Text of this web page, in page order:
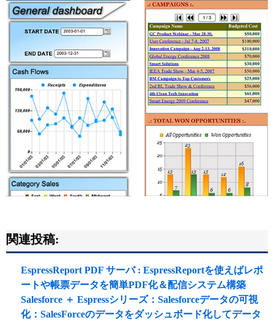
関連投稿:
EspressReport PDF サーバ : EspressReportを使えばレポ
ートや帳票データを簡単PDF化＆配信システム構築
Salesforce ＋ Espressシリーズ：Salesforceデータの可視
化：SalesForceのデータをダッシュボード化してデータ